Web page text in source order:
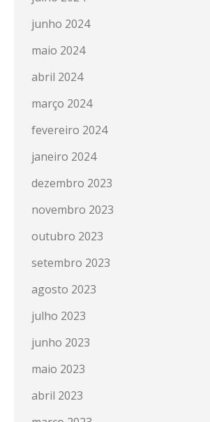
junho 2024
maio 2024
abril 2024
março 2024
fevereiro 2024
janeiro 2024
dezembro 2023
novembro 2023
outubro 2023
setembro 2023
agosto 2023
julho 2023
junho 2023
maio 2023
abril 2023